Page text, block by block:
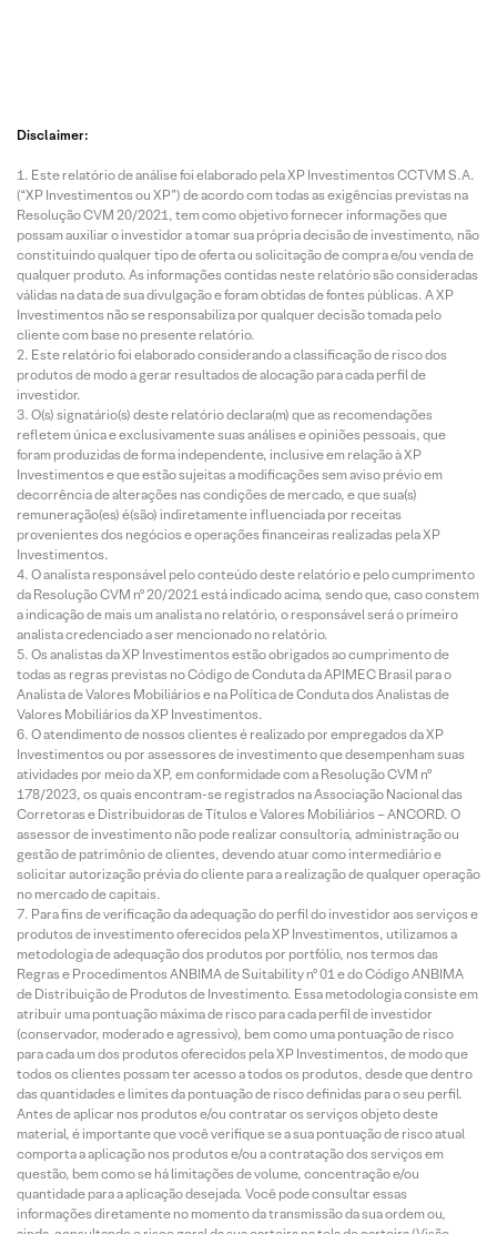
Disclaimer:
Este relatório de análise foi elaborado pela XP Investimentos CCTVM S.A.
(“XP Investimentos ou XP”) de acordo com todas as exigências previstas na
Resolução CVM 20/2021, tem como objetivo fornecer informações que
possam auxiliar o investidor a tomar sua própria decisão de investimento, não
constituindo qualquer tipo de oferta ou solicitação de compra e/ou venda de
qualquer produto. As informações contidas neste relatório são consideradas
válidas na data de sua divulgação e foram obtidas de fontes públicas. A XP
Investimentos não se responsabiliza por qualquer decisão tomada pelo
cliente com base no presente relatório.
Este relatório foi elaborado considerando a classificação de risco dos
produtos de modo a gerar resultados de alocação para cada perfil de
investidor.
O(s) signatário(s) deste relatório declara(m) que as recomendações
refletem única e exclusivamente suas análises e opiniões pessoais, que
foram produzidas de forma independente, inclusive em relação à XP
Investimentos e que estão sujeitas a modificações sem aviso prévio em
decorrência de alterações nas condições de mercado, e que sua(s)
remuneração(es) é(são) indiretamente influenciada por receitas
provenientes dos negócios e operações financeiras realizadas pela XP
Investimentos.
O analista responsável pelo conteúdo deste relatório e pelo cumprimento
da Resolução CVM nº 20/2021 está indicado acima, sendo que, caso constem
a indicação de mais um analista no relatório, o responsável será o primeiro
analista credenciado a ser mencionado no relatório.
Os analistas da XP Investimentos estão obrigados ao cumprimento de
todas as regras previstas no Código de Conduta da APIMEC Brasil para o
Analista de Valores Mobiliários e na Política de Conduta dos Analistas de
Valores Mobiliários da XP Investimentos.
O atendimento de nossos clientes é realizado por empregados da XP
Investimentos ou por assessores de investimento que desempenham suas
atividades por meio da XP, em conformidade com a Resolução CVM nº
178/2023, os quais encontram-se registrados na Associação Nacional das
Corretoras e Distribuidoras de Títulos e Valores Mobiliários – ANCORD. O
assessor de investimento não pode realizar consultoria, administração ou
gestão de patrimônio de clientes, devendo atuar como intermediário e
solicitar autorização prévia do cliente para a realização de qualquer operação
no mercado de capitais.
Para fins de verificação da adequação do perfil do investidor aos serviços e
produtos de investimento oferecidos pela XP Investimentos, utilizamos a
metodologia de adequação dos produtos por portfólio, nos termos das
Regras e Procedimentos ANBIMA de Suitability nº 01 e do Código ANBIMA
de Distribuição de Produtos de Investimento. Essa metodologia consiste em
atribuir uma pontuação máxima de risco para cada perfil de investidor
(conservador, moderado e agressivo), bem como uma pontuação de risco
para cada um dos produtos oferecidos pela XP Investimentos, de modo que
todos os clientes possam ter acesso a todos os produtos, desde que dentro
das quantidades e limites da pontuação de risco definidas para o seu perfil.
Antes de aplicar nos produtos e/ou contratar os serviços objeto deste
material, é importante que você verifique se a sua pontuação de risco atual
comporta a aplicação nos produtos e/ou a contratação dos serviços em
questão, bem como se há limitações de volume, concentração e/ou
quantidade para a aplicação desejada. Você pode consultar essas
informações diretamente no momento da transmissão da sua ordem ou,